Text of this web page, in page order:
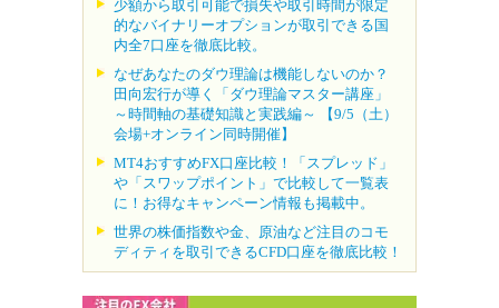
少額から取引可能で損失や取引時間が限定
的なバイナリーオプションが取引できる国
内全7口座を徹底比較。
なぜあなたのダウ理論は機能しないのか？
田向宏行が導く「ダウ理論マスター講座」
～時間軸の基礎知識と実践編～ 【9/5（土）
会場+オンライン同時開催】
MT4おすすめFX口座比較！「スプレッド」
や「スワップポイント」で比較して一覧表
に！お得なキャンペーン情報も掲載中。
世界の株価指数や金、原油など注目のコモ
ディティを取引できるCFD口座を徹底比較！